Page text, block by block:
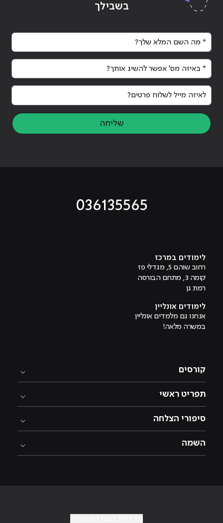
בשבילך
* מה השם המלא שלך?
* באיזה מס' אפשר להשיג אותך?
לאיזה מייל לשלוח פרטים?
שליחה
036135565
לימודים במרכז
רחוב שוהם 5, מגדלי פז
קומה 3, מתחם הבורסה
רמת גן
לימודים אונליין
אנחנו גם מלמדים אונליין
במשרה מלאה!
קורסים
תפריט ראשי
סיפורי הצלחה
השמה